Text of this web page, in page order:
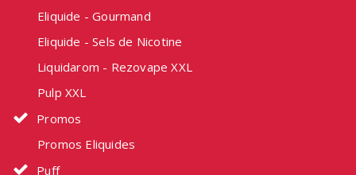
Eliquide - Gourmand
Eliquide - Sels de Nicotine
Liquidarom - Rezovape XXL
Pulp XXL
Promos
Promos Eliquides
Puff